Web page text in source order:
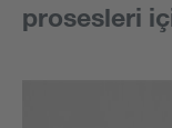
prosesleri